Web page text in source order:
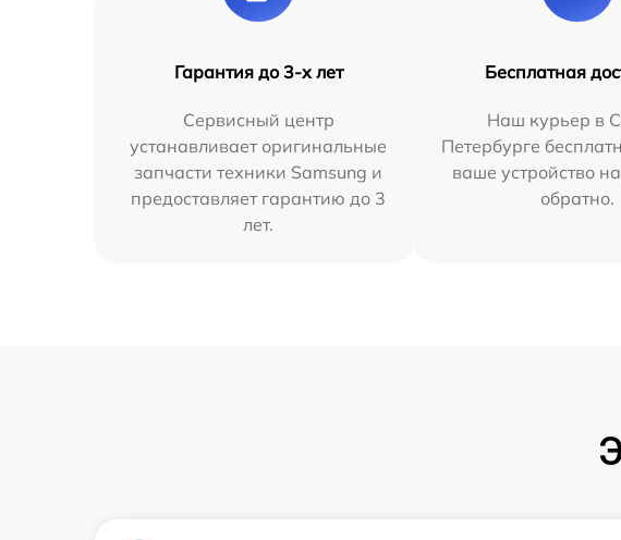
Гарантия до 3-х лет
Сервисный центр
устанавливает оригинальные
запчасти техники Samsung и
предоставляет гарантию до 3
лет.
Бесплатная
Наш курьер в
Петербурге
ваше устройство
обратно.